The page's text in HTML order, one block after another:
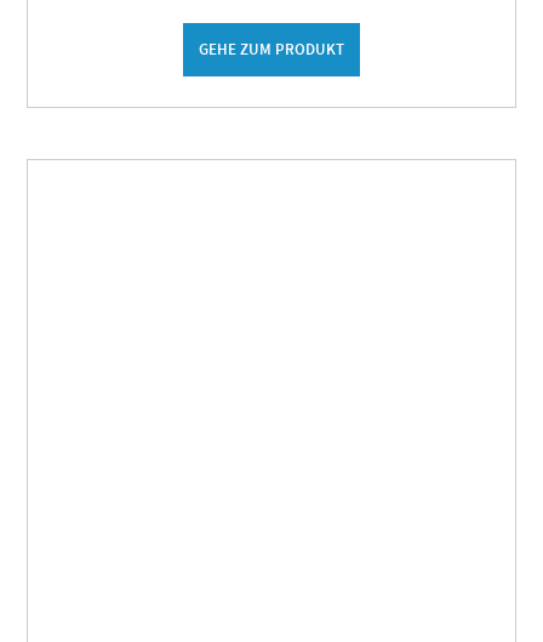
GEHE ZUM PRODUKT